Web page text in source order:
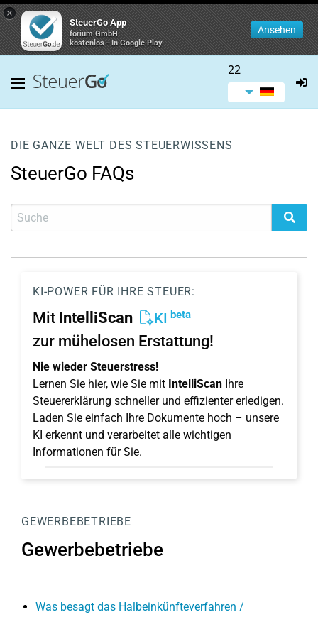
×
SteuerGo App
forium GmbH
kostenlos - In Google Play
Ansehen
22
DIE GANZE WELT DES STEUERWISSENS
SteuerGo FAQs
KI-POWER FÜR IHRE STEUER:
Mit IntelliScan KI beta
zur mühelosen Erstattung!
Nie wieder Steuerstress!
Lernen Sie hier, wie Sie mit IntelliScan Ihre
Steuererklärung schneller und effizienter erledigen.
Laden Sie einfach Ihre Dokumente hoch – unsere
KI erkennt und verarbeitet alle wichtigen
Informationen für Sie.
GEWERBEBETRIEBE
Gewerbebetriebe
Was besagt das Halbeinkünfteverfahren /